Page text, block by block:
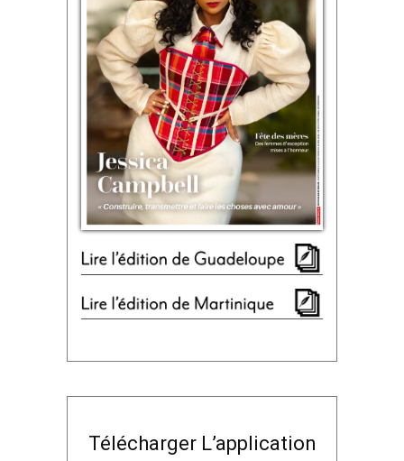
Télécharger L’application